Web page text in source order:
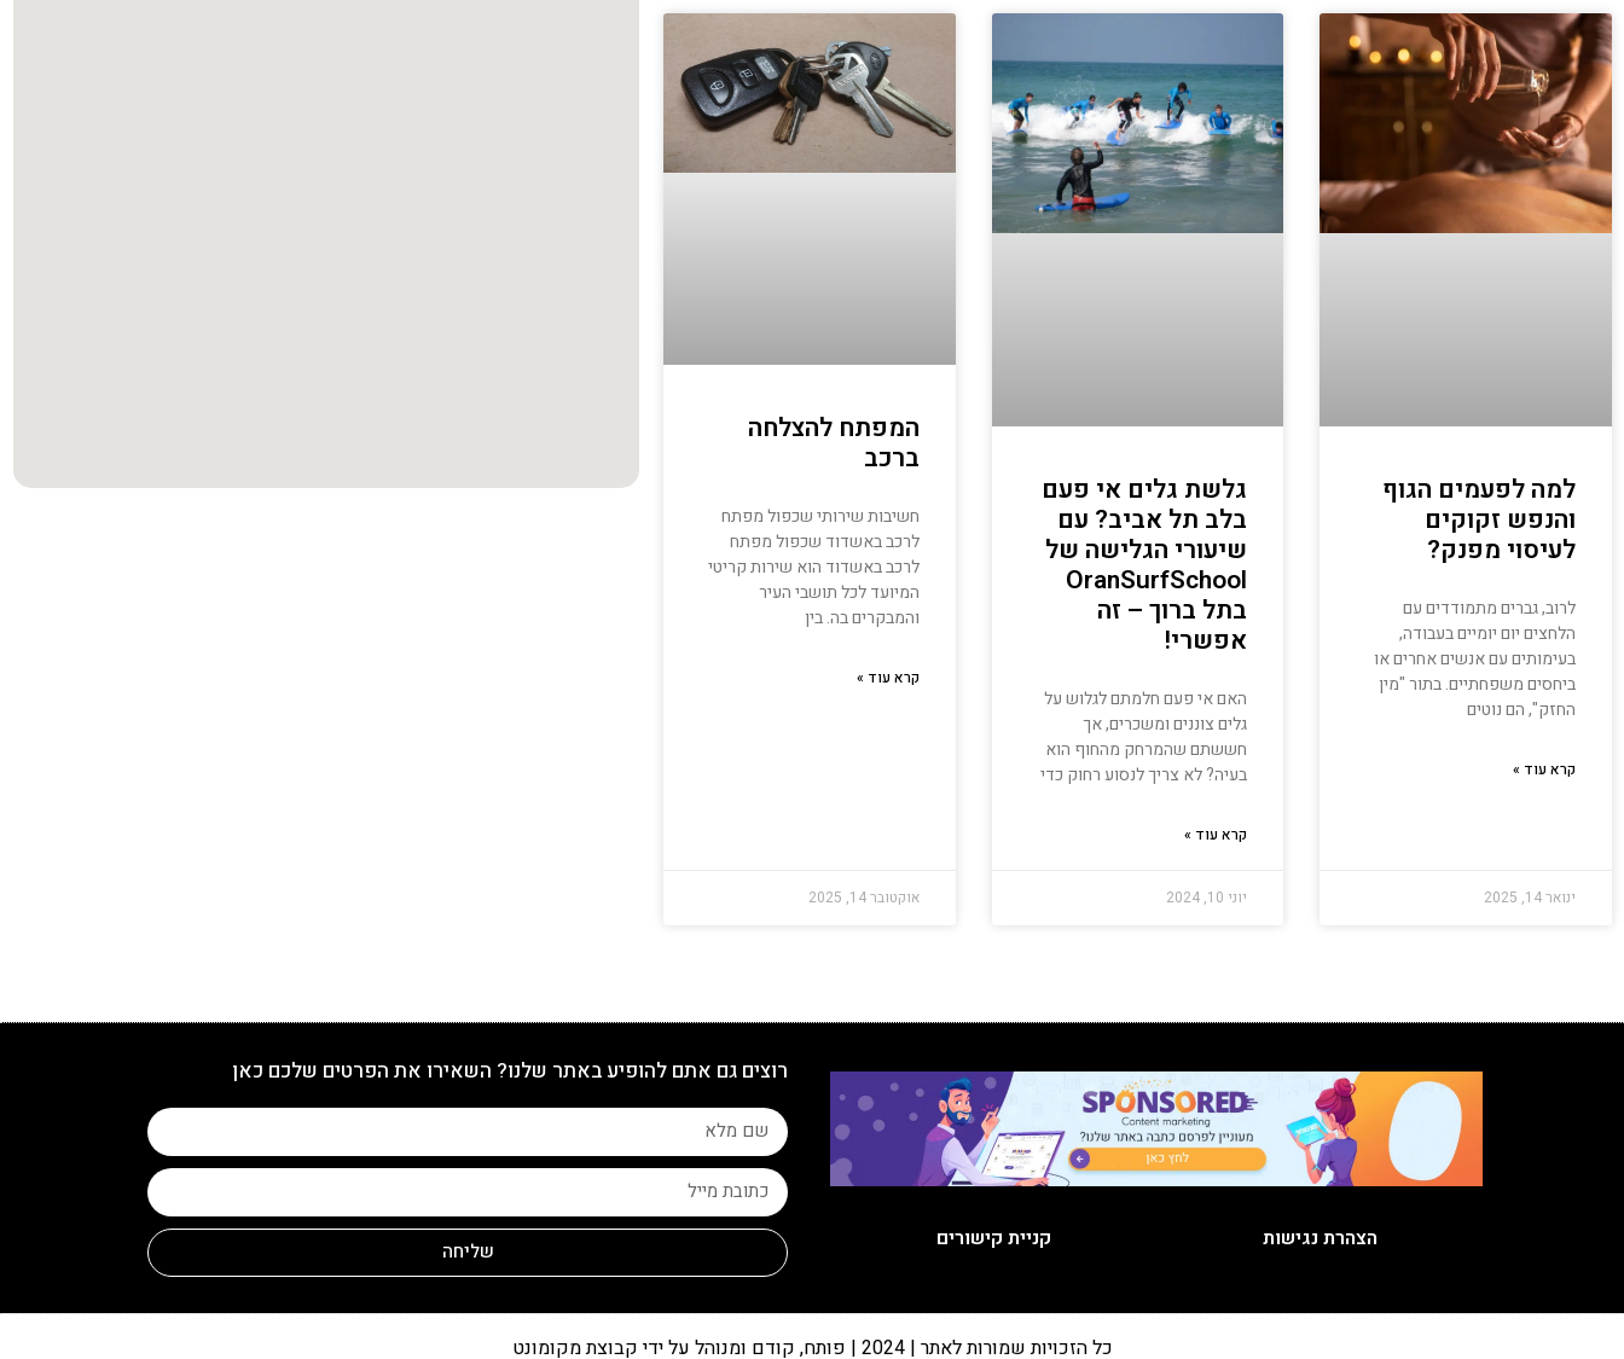
למה לפעמים הגוף
והנפש זקוקים
לעיסוי מפנק?
לרוב, גברים מתמודדים עם
הלחצים יום יומיים בעבודה,
בעימותים עם אנשים אחרים או
ביחסים משפחתיים. בתור "מין
החזק", הם נוטים
קרא עוד »
ינואר 14, 2025
גלשת גלים אי פעם
בלב תל אביב? עם
שיעורי הגלישה של
OranSurfSchool
בתל ברוך – זה
אפשרי!
האם אי פעם חלמתם לגלוש על
גלים צוננים ומשכרים, אך
חששתם שהמרחק מהחוף הוא
בעיה? לא צריך לנסוע רחוק כדי
קרא עוד »
יוני 10, 2024
המפתח להצלחה
ברכב
חשיבות שירותי שכפול מפתח
לרכב באשדוד שכפול מפתח
לרכב באשדוד הוא שירות קריטי
המיועד לכל תושבי העיר
והמבקרים בה. בין
קרא עוד »
אוקטובר 14, 2025
הצהרת נגישות קניית קישורים
רוצים גם אתם להופיע באתר שלנו? השאירו את הפרטים שלכם כאן
שליחה
כל הזכויות שמורות לאתר | 2024 | פותח, קודם ומנוהל על ידי קבוצת מקומונט